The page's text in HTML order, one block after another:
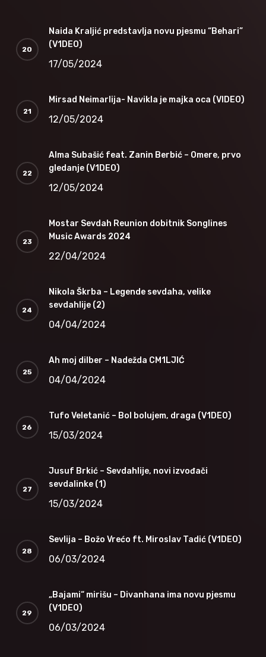
Naida Kraljić predstavlja novu pjesmu “Behari”
(V1DEO)
17/05/2024
Mirsad Neimarlija- Navikla je majka oca (VIDEO)
12/05/2024
Alma Subašić feat. Zanin Berbić – Omere, prvo
gledanje (V1DEO)
12/05/2024
Mostar Sevdah Reunion dobitnik Songlines
Music Awards 2024
22/04/2024
Nikola Škrba – Legende sevdaha, velike
sevdahlije (2)
04/04/2024
Ah moj dilber – Nadežda CM1LJIĆ
04/04/2024
Tufo Veletanić – Bol bolujem, draga (V1DEO)
15/03/2024
Jusuf Brkić – Sevdahlije, novi izvođači
sevdalinke (1)
15/03/2024
Sevlija – Božo Vrećo ft. Miroslav Tadić (V1DEO)
06/03/2024
„Bajami“ mirišu – Divanhana ima novu pjesmu
(V1DEO)
06/03/2024